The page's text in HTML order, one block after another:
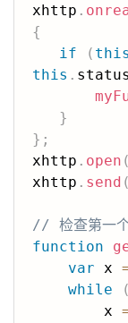
xhttp .
{
if
( this
this .
}
} ;
xhttp . open (
xhttp . send (
// 检查第一个
function
var x
while
(
        x